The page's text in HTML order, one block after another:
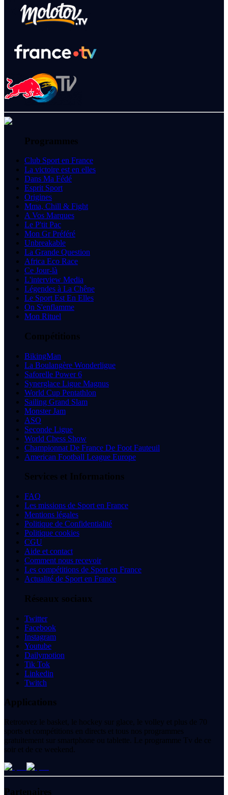
Programmes
Club Sport en France
La victoire est en elles
Dans Ma Fédé
Esprit Sport
Origines
Mma, Chill & Fight
A Vos Marques
Le P'tit Pac
Mon Gr Préféré
Unbreakable
La Grande Question
Africa Eco Race
Ce Jour-là
L'interview Media
Légendes à La Chêne
Le Sport Est En Elles
On S'enflamme
Mon Rituel
Compétitions
BikingMan
La Boulangère Wonderligue
Saforelle Power 6
Synerglace Ligue Magnus
World Cup Pentathlon
Sailing Grand Slam
Monster Jam
ASO
Seconde Ligue
World Chess Show
Championnat De France De Foot Fauteuil
American Football League Europe
Services et Informations
FAQ
Les missions de Sport en France
Mentions légales
Politique de Confidentialité
Politique cookies
CGU
Aide et contact
Comment nous recevoir
Les compétitions de Sport en France
Actualité de Sport en France
Réseaux sociaux
Twitter
Facebook
Instagram
Youtube
Dailymotion
Tik Tok
Linkedin
Twitch
Applications
Retrouvez le basket, le hockey sur glace, le volley et plus de 70
sports et compétitions en directs et tous nos programmes
gratuitement sur smartphone ou tablette. Le programme Tv de ce
soir et de ce weekend.
Partenaires